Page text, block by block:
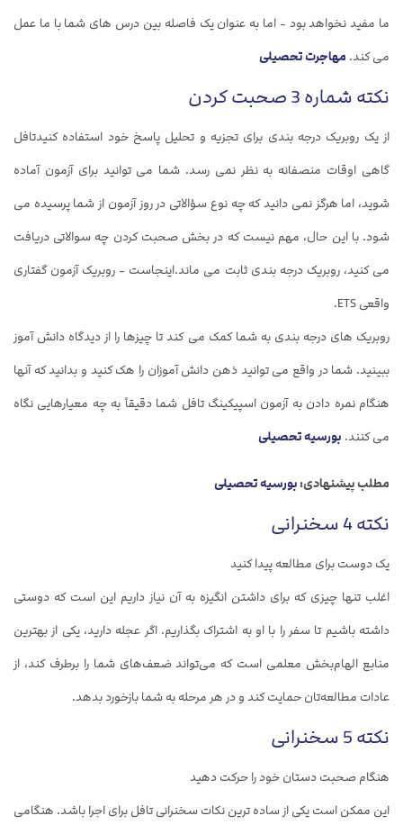
ما مفید نخواهد بود - اما به عنوان یک فاصله بین درس های شما با ما عمل
می کند. مهاجرت تحصیلی
نکته شماره 3 صحبت کردن
از یک روبریک درجه بندی برای تجزیه و تحلیل پاسخ خود استفاده کنیدتافل
گاهی اوقات منصفانه به نظر نمی رسد. شما می توانید برای آزمون آماده
شوید، اما هرگز نمی دانید که چه نوع سؤالاتی در روز آزمون از شما پرسیده می
شود. با این حال، مهم نیست که در بخش صحبت کردن چه سوالاتی دریافت
می کنید، روبریک درجه بندی ثابت می ماند.اینجاست - روبریک آزمون گفتاری
واقعی ETS.
روبریک های درجه بندی به شما کمک می کند تا چیزها را از دیدگاه دانش آموز
ببینید. شما در واقع می توانید ذهن دانش آموزان را هک کنید و بدانید که آنها
هنگام نمره دادن به آزمون اسپیکینگ تافل شما دقیقاً به چه معیارهایی نگاه
می کنند. بورسیه تحصیلی
مطلب پیشنهادی:بورسیه تحصیلی
نکته 4 سخنرانی
یک دوست برای مطالعه پیدا کنید
اغلب تنها چیزی که برای داشتن انگیزه به آن نیاز داریم این است که دوستی
داشته باشیم تا سفر را با او به اشتراک بگذاریم. اگر عجله دارید، یکی از بهترین
منابع الهام‌بخش معلمی است که می‌تواند ضعف‌های شما را برطرف کند، از
عادات مطالعه‌تان حمایت کند و در هر مرحله به شما بازخورد بدهد.
نکته 5 سخنرانی
هنگام صحبت دستان خود را حرکت دهید
این ممکن است یکی از ساده ترین نکات سخنرانی تافل برای اجرا باشد. هنگامی